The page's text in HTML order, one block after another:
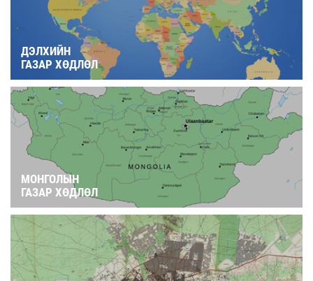
ДЭЛХИЙН
ГАЗАР ХӨДЛӨЛ
МОНГОЛЫН
ГАЗАР ХӨДЛӨЛ